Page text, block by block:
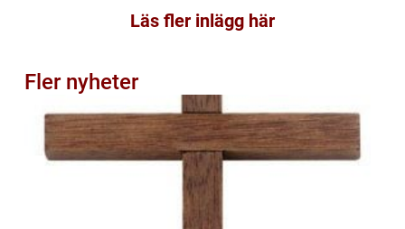
Läs fler inlägg här
Fler nyheter